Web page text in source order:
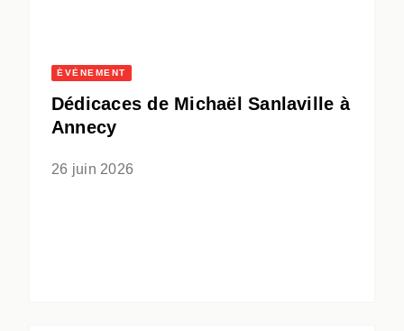
ÉVÈNEMENT
Dédicaces de Michaël Sanlaville à
Annecy
26 juin 2026